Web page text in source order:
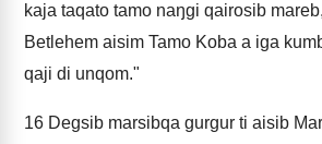
kaja taqato tamo naŋgi qairosib
Betlehem aisim Tamo Koba a iga
qaji di unqom."
16 Degsib marsibqa gurgur ti aisib